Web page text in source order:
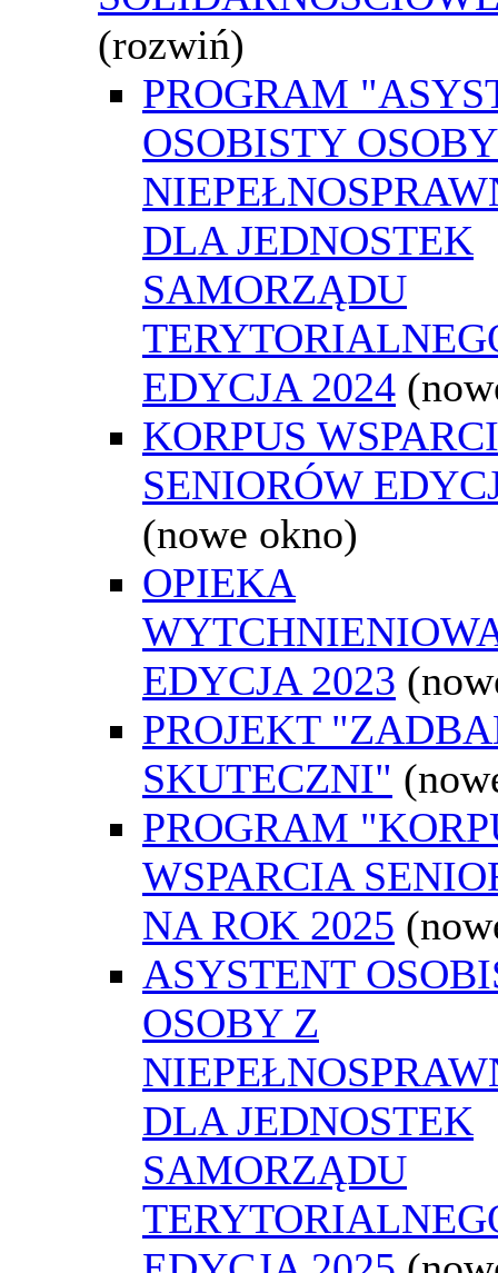
(rozwiń)
PROGRAM
OSOBISTY
DLA JEDNOSTEK
SAMORZĄDU
EDYCJA 2024
KORPUS
SENIORÓW
(nowe okno)
OPIEKA
EDYCJA 2023
PROJEKT
SKUTECZNI"
PROGRAM
WSPARCIA
NA ROK 2025
ASYSTENT
OSOBY Z
DLA JEDNOSTEK
SAMORZĄDU